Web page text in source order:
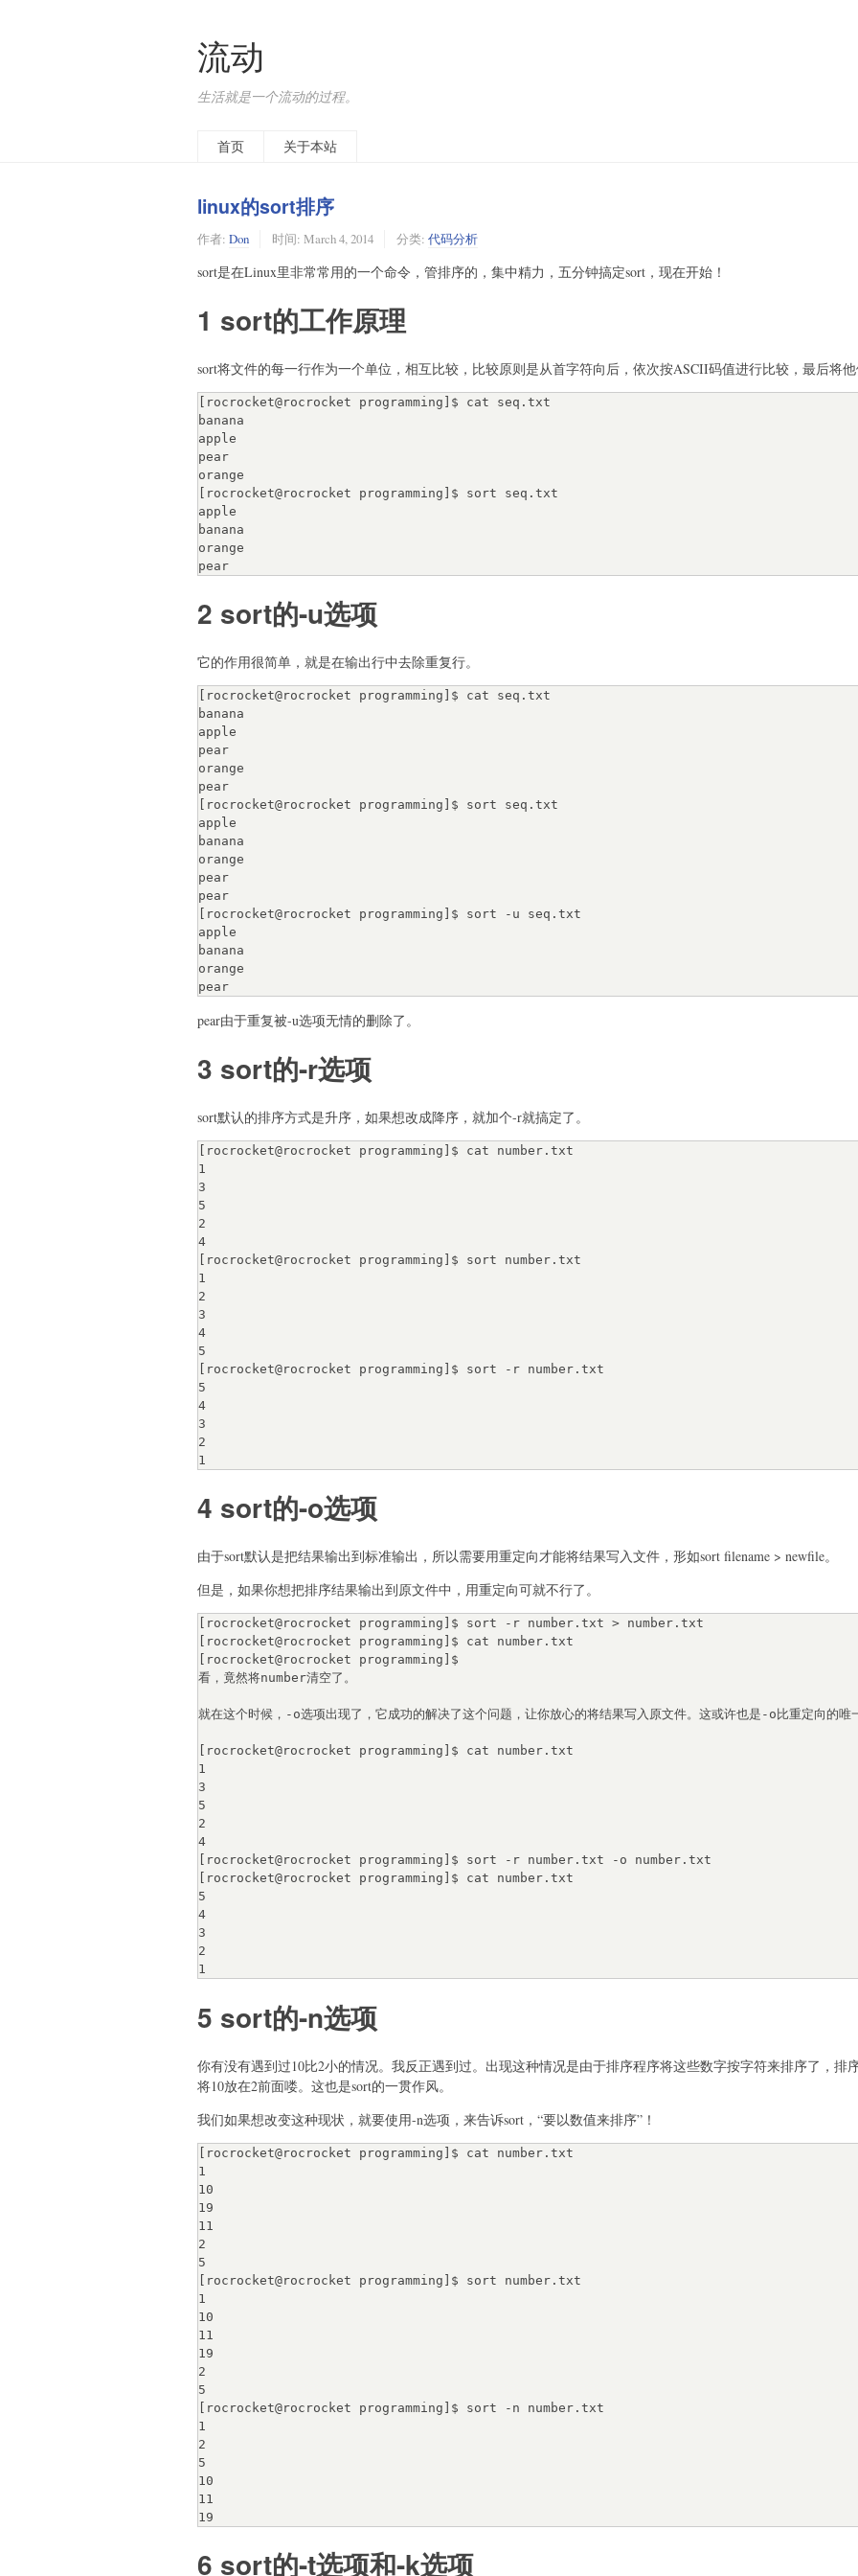
流动
生活就是一个流动的过程。
首页 关于本站
linux的sort排序
作者: Don 时间: March 4, 2014 分类: 代码分析
sort是在Linux里非常常用的一个命令，管排序的，集中精力，五分钟搞定sort，现在开始！
1 sort的工作原理
sort将文件的每一行作为一个单位，相互比较，比较原则是从首字符向后，依次按ASCII码值进行比较，最后将他
[rocrocket@rocrocket programming]$ cat seq.txt
banana
apple
pear
orange
[rocrocket@rocrocket programming]$ sort seq.txt
apple
banana
orange
2 sort的-u选项
它的作用很简单，就是在输出行中去除重复行。
[rocrocket@rocrocket programming]$ cat seq.txt
banana
apple
pear
orange
pear
[rocrocket@rocrocket programming]$ sort seq.txt
apple
banana
orange
pear
pear
[rocrocket@rocrocket programming]$ sort -u seq.txt
apple
banana
orange
pear由于重复被-u选项无情的删除了。
3 sort的-r选项
sort默认的排序方式是升序，如果想改成降序，就加个-r就搞定了。
[rocrocket@rocrocket programming]$ cat number.txt
1
3
5
2
4
[rocrocket@rocrocket programming]$ sort number.txt
1
2
3
4
5
[rocrocket@rocrocket programming]$ sort -r number.txt
5
4
3
2
4 sort的-o选项
由于sort默认是把结果输出到标准输出，所以需要用重定向才能将结果写入文件，形如sort filename > newfile。
但是，如果你想把排序结果输出到原文件中，用重定向可就不行了。
[rocrocket@rocrocket programming]$ sort -r number.txt > number.txt
[rocrocket@rocrocket programming]$ cat number.txt
[rocrocket@rocrocket programming]$
看，竟然将number清空了。
就在这个时候，-o选项出现了，它成功的解决了这个问题，让你放心的将结果写入原文件。这或许也是-o比重定向的唯
[rocrocket@rocrocket programming]$ cat number.txt
1
3
5
2
4
[rocrocket@rocrocket programming]$ sort -r number.txt -o number.txt
[rocrocket@rocrocket programming]$ cat number.txt
5
4
3
2
5 sort的-n选项
你有没有遇到过10比2小的情况。我反正遇到过。出现这种情况是由于排序程序将这些数字按字符来排序了，排
将10放在2前面喽。这也是sort的一贯作风。
我们如果想改变这种现状，就要使用-n选项，来告诉sort，“要以数值来排序”！
[rocrocket@rocrocket programming]$ cat number.txt
1
10
19
11
2
5
[rocrocket@rocrocket programming]$ sort number.txt
1
10
11
19
2
5
[rocrocket@rocrocket programming]$ sort -n number.txt
1
2
5
10
11
6 sort的-t选项和-k选项